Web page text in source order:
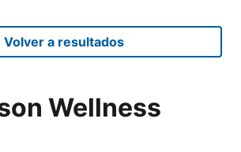
Volver a resultados
Wellness